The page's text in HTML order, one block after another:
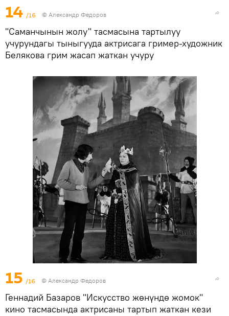
14 /16 © Александр Федоров
"Саманчынын жолу" тасмасына тартылуу
учурундагы тыныгууда актрисага гример-художник
Белякова грим жасап жаткан учуру
15 /16 © Александр Федоров
Геннадий Базаров "Искусство жөнүндө жомок"
кино тасмасында актрисаны тартып жаткан кези